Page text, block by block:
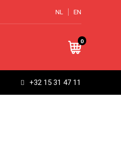
NL EN
0
+32 15 31 47 11